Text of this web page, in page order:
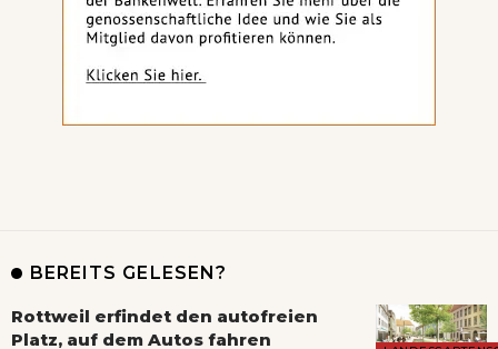
BEREITS GELESEN?
Rottweil erfindet den autofreien
Platz, auf dem Autos fahren